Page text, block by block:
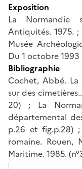
Exposition
La Normandie
Antiquités. 1975. ;
Musée
Du 1 octobre 1993
Bibliographie
Cochet, Abbé.
sur des
20) ; La
départemental
p.26 et fig.p.28) ;
romaine. Rouen,
Maritime. 1985.